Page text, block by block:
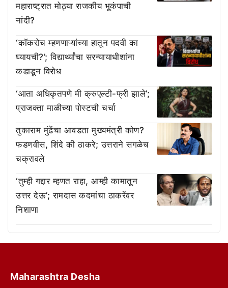
महाराष्ट्रात मोठ्या राजकीय भूकंपाची
नांदी?
‘काॅकरोच म्हणणाऱ्यांच्या हातून पदवी का
घ्यायची?’; विद्यार्थ्यांचा सरन्यायाधीशांना
कडाडून विरोध
‘आता अधिकृतपणे मी क्रुएल्टी-फ्री झाले’;
प्राजक्ता माळीच्या पोस्टची चर्चा
तुकाराम मुंढेंचा आवडता मुख्यमंत्री कोण?
फडणवीस, शिंदे की ठाकरे; उत्तराने सगळेच
चक्रावले
‘तुम्ही गद्दार म्हणत राहा, आम्ही कामातून
उत्तर देऊ’; रामदास कदमांचा ठाकरेंवर
निशाणा
Maharashtra Desha